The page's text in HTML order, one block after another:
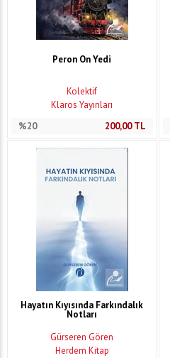
Peron On Yedi
Kolektif
Klaros Yayınları
%20
200,00TL
Hayatın Kıyısında Farkındalık
Notları
Gürseren Gören
Herdem Kitap